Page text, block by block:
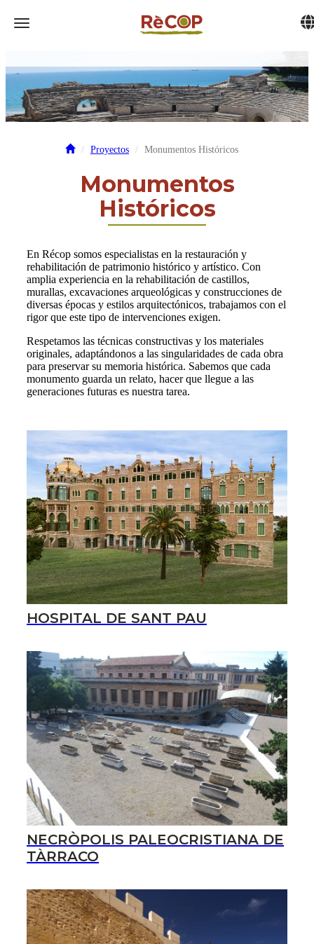
Toggle navigation
Proyectos Monumentos Históricos
Monumentos
Históricos
En Récop somos especialistas en la restauración y
rehabilitación de patrimonio histórico y artístico. Con
amplia experiencia en la rehabilitación de castillos,
murallas, excavaciones arqueológicas y construcciones de
diversas épocas y estilos arquitectónicos, trabajamos con el
rigor que este tipo de intervenciones exigen.
Respetamos las técnicas constructivas y los materiales
originales, adaptándonos a las singularidades de cada obra
para preservar su memoria histórica. Sabemos que cada
monumento guarda un relato, hacer que llegue a las
generaciones futuras es nuestra tarea.
HOSPITAL DE SANT PAU
NECRÒPOLIS PALEOCRISTIANA DE
TÀRRACO